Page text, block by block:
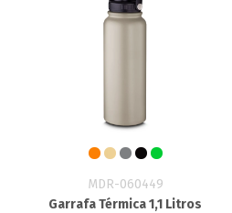
MDR-060449
Garrafa Térmica 1,1 Litros